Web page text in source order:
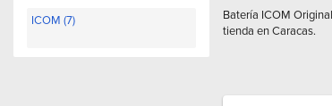
ICOM (7)
Batería ICOM
tienda en Caracas.